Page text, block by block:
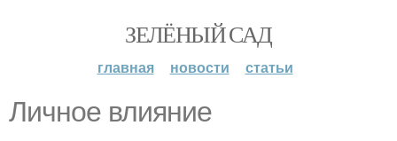
ЗЕЛЁНЫЙ САД
главная новости статьи
Личное влияние